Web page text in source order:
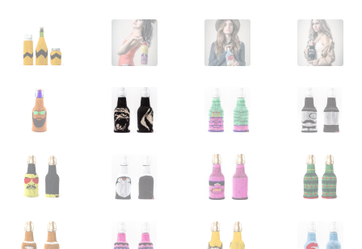
Aanbiedingen
Waterfles bedrukken
Contact Waterflessenwinkel.nl